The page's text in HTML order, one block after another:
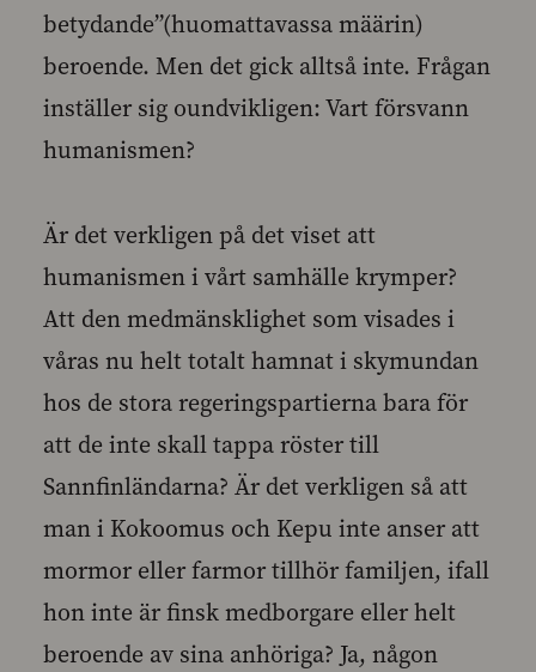
betydande”(huomattavassa määrin)
beroende. Men det gick alltså inte. Frågan
inställer sig oundvikligen: Vart försvann
humanismen?
Är det verkligen på det viset att
humanismen i vårt samhälle krymper?
Att den medmänsklighet som visades i
våras nu helt totalt hamnat i skymundan
hos de stora regeringspartierna bara för
att de inte skall tappa röster till
Sannfinländarna? Är det verkligen så att
man i Kokoomus och Kepu inte anser att
mormor eller farmor tillhör familjen, ifall
hon inte är finsk medborgare eller helt
beroende av sina anhöriga? Ja, någon